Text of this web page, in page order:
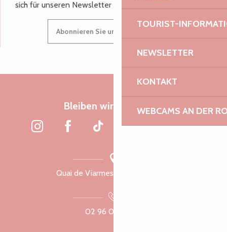
TOURIST-
NEWSLETTER
KONTAKT
WEBCAMS AN DER
sich für unseren Newsletter an.
Abonnieren Sie unseren Newsletter
Bleiben wir verbunden
Quai de Viarmes, 22300 Lannion
02 96 05 60 70